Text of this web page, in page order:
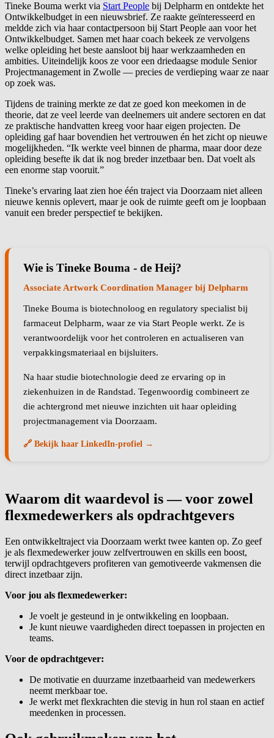
Tineke Bouma werkt via Start People bij Delpharm en ontdekte het
Ontwikkelbudget in een nieuwsbrief. Ze raakte geïnteresseerd en
meldde zich via haar contactpersoon bij Start People aan voor het
Ontwikkelbudget. Samen met haar coach bekeek ze vervolgens
welke opleiding het beste aansloot bij haar werkzaamheden en
ambities. Uiteindelijk koos ze voor een driedaagse module Senior
Projectmanagement in Zwolle — precies de verdieping waar ze naar
op zoek was.
Tijdens de training merkte ze dat ze goed kon meekomen in de
theorie, dat ze veel leerde van deelnemers uit andere sectoren en dat
ze praktische handvatten kreeg voor haar eigen projecten. De
opleiding gaf haar bovendien het vertrouwen én het zicht op nieuwe
mogelijkheden. “Ik werkte veel binnen de pharma, maar door deze
opleiding besefte ik dat ik nog breder inzetbaar ben. Dat voelt als
een enorme stap vooruit.”
Tineke’s ervaring laat zien hoe één traject via Doorzaam niet alleen
nieuwe kennis oplevert, maar je ook de ruimte geeft om je loopbaan
vanuit een breder perspectief te bekijken.
Wie is Tineke Bouma - de Heij?
Associate Artwork Coordination Manager bij Delpharm
Tineke Bouma is biotechnoloog en regulatory specialist bij
farmaceut Delpharm, waar ze via Start People werkt. Ze is
verantwoordelijk voor het controleren en actualiseren van
verpakkingsmateriaal en bijsluiters.
Na haar studie biotechnologie deed ze ervaring op in
ziekenhuizen in de Randstad. Tegenwoordig combineert ze
die achtergrond met nieuwe inzichten uit haar opleiding
projectmanagement via Doorzaam.
🔗 Bekijk haar LinkedIn-profiel →
Waarom dit waardevol is — voor zowel
flexmedewerkers als opdrachtgevers
Een ontwikkeltraject via Doorzaam werkt twee kanten op. Zo geef
je als flexmedewerker jouw zelfvertrouwen en skills een boost,
terwijl opdrachtgevers profiteren van gemotiveerde vakmensen die
direct inzetbaar zijn.
Voor jou als flexmedewerker:
Je voelt je gesteund in je ontwikkeling en loopbaan.
Je kunt nieuwe vaardigheden direct toepassen in projecten en
teams.
Voor de opdrachtgever:
De motivatie en duurzame inzetbaarheid van medewerkers
neemt merkbaar toe.
Je werkt met flexkrachten die stevig in hun rol staan en actief
meedenken in processen.